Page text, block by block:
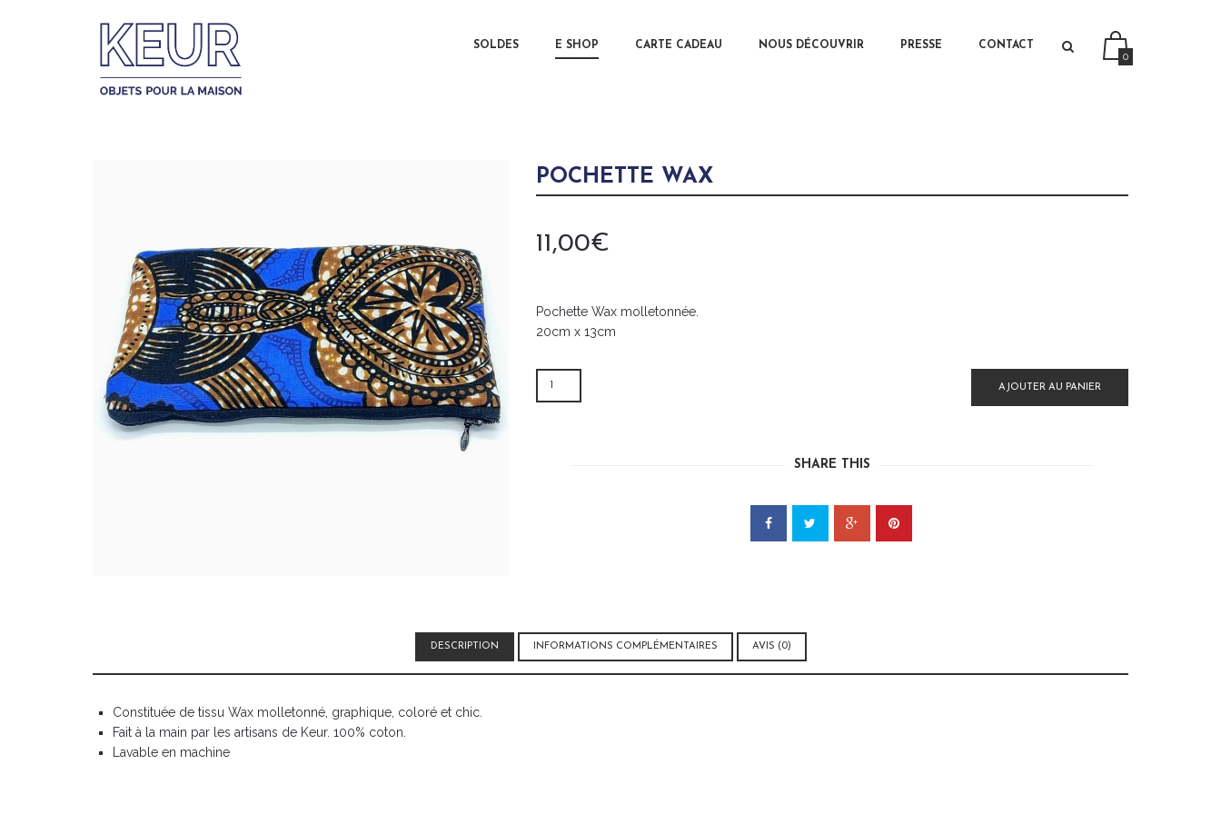
SKIP TO PRIMARY CONTENT
SKIP TO SECONDARY CONTENT
SOLDES E SHOP CARTE CADEAU NOUS DÉCOUVRIR PRESSE CONTACT
0
POCHETTE WAX
11,00€
Pochette Wax molletonnée.
20cm x 13cm
AJOUTER AU PANIER
SHARE THIS
DESCRIPTION INFORMATIONS COMPLÉMENTAIRES AVIS (0)
Constituée de tissu Wax molletonné, graphique, coloré et chic.
Fait à la main par les artisans de Keur. 100% coton.
Lavable en machine